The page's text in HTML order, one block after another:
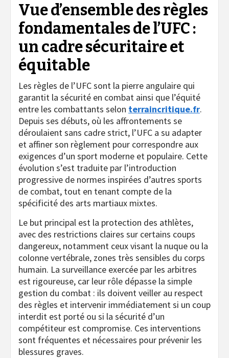
Vue d’ensemble des règles
fondamentales de l’UFC :
un cadre sécuritaire et
équitable
Les règles de l’UFC sont la pierre angulaire qui
garantit la sécurité en combat ainsi que l’équité
entre les combattants selon terraincritique.fr.
Depuis ses débuts, où les affrontements se
déroulaient sans cadre strict, l’UFC a su adapter
et affiner son règlement pour correspondre aux
exigences d’un sport moderne et populaire. Cette
évolution s’est traduite par l’introduction
progressive de normes inspirées d’autres sports
de combat, tout en tenant compte de la
spécificité des arts martiaux mixtes.
Le but principal est la protection des athlètes,
avec des restrictions claires sur certains coups
dangereux, notamment ceux visant la nuque ou la
colonne vertébrale, zones très sensibles du corps
humain. La surveillance exercée par les arbitres
est rigoureuse, car leur rôle dépasse la simple
gestion du combat : ils doivent veiller au respect
des règles et intervenir immédiatement si un coup
interdit est porté ou si la sécurité d’un
compétiteur est compromise. Ces interventions
sont fréquentes et nécessaires pour prévenir les
blessures graves.